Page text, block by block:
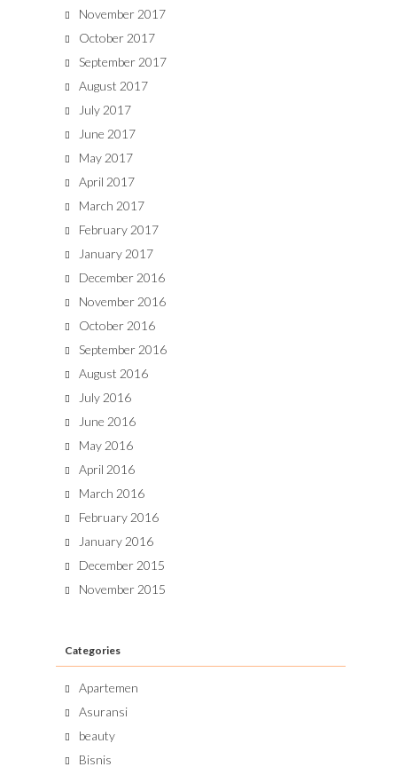
November 2017
October 2017
September 2017
August 2017
July 2017
June 2017
May 2017
April 2017
March 2017
February 2017
January 2017
December 2016
November 2016
October 2016
September 2016
August 2016
July 2016
June 2016
May 2016
April 2016
March 2016
February 2016
January 2016
December 2015
November 2015
Categories
Apartemen
Asuransi
beauty
Bisnis